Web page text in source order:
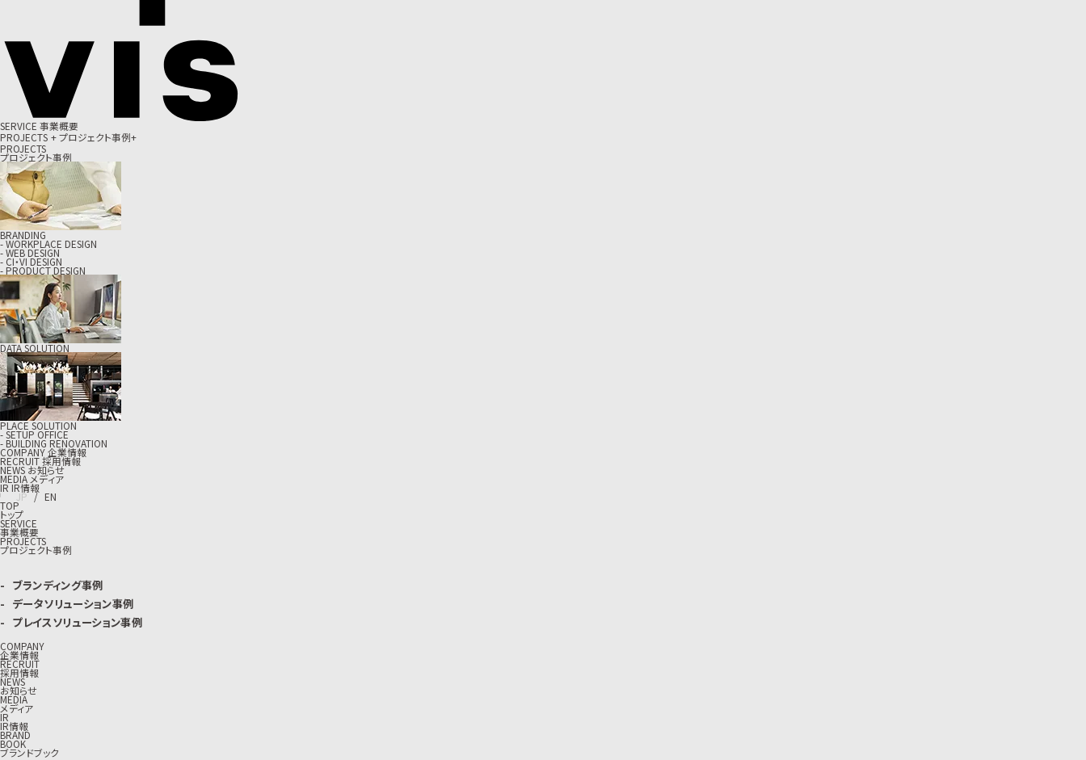
SERVICE 事業概要
PROJECTS +プロジェクト事例+
PROJECTS
プロジェクト事例
BRANDING
- WORKPLACE DESIGN
- WEB DESIGN
- CI・VI DESIGN
- PRODUCT DESIGN
DATA SOLUTION
PLACE SOLUTION
- SETUP OFFICE
- BUILDING RENOVATION
COMPANY企業情報
RECRUIT採用情報
NEWSお知らせ
MEDIAメディア
IRIR情報
JP / EN
TOP
トップ
SERVICE
事業概要
PROJECTS
プロジェクト事例
ブランディング事例
データソリューション事例
プレイスソリューション事例
COMPANY
企業情報
RECRUIT
採用情報
NEWS
お知らせ
MEDIA
メディア
IR
IR情報
BRAND
BOOK
ブランドブック